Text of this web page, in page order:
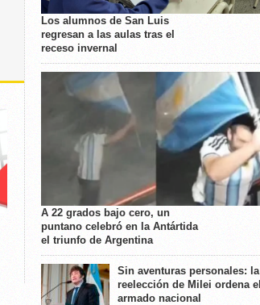
Los alumnos de San Luis
regresan a las aulas tras el
receso invernal
A 22 grados bajo cero, un
puntano celebró en la Antártida
el triunfo de Argentina
Sin aventuras personales: la
reelección de Milei ordena el
armado nacional